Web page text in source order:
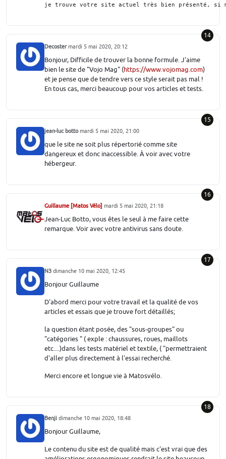
je trouve votre site actuel très bien présenté, si
14
Decostermardi 5 mai 2020, 20:12
Bonjour, Difficile de trouver la bonne formule. J'aime
bien le site de "Vojo Mag" (https://www.vojomag.com)
et je pense que de tendre vers ce style serait pas mal !
En tous cas, merci beaucoup pour vos articles et tests.
15
jean-luc bottomardi 5 mai 2020, 21:00
que le site ne soit plus répertorié comme site
dangereux et donc inaccessible. À voir avec votre
hébergeur.
16
Guillaume [Matos Vélo] mardi 5 mai 2020, 21:18
Jean-Luc Botto, vous êtes le seul à me faire cette
remarque. Voir avec votre antivirus sans doute.
17
N3 dimanche 10 mai 2020, 12:45
Bonjour Guillaume
D'abord merci pour votre travail et la qualité de vos
articles et essais que je trouve fort détaillés;
la question étant posée, des "sous-groupes" ou
"catégories " ( exple : chaussures, roues, maillots
etc....)dans les tests matériel et textile, ( "permettraient
d'aller plus directement à l'essai recherché.
Merci encore et longue vie à Matosvélo.
18
Benji dimanche 10 mai 2020, 18:48
Bonjour Guillaume,
Le contenu du site est de qualité mais c'est vrai que des